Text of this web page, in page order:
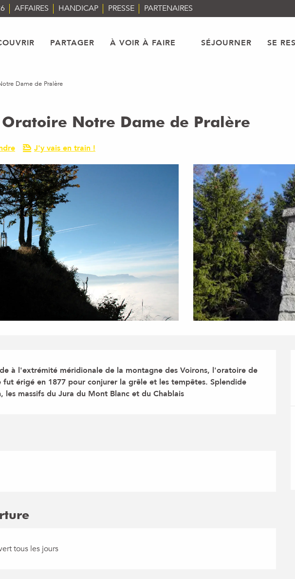
AFFAIRES HANDICAP PRESSE PARTENAIRES
PARTAGER À VOIR À FAIRE SÉJOURNER SE
Dame de Pralère
Notre Dame de Pralère
J'y vais en train !
à l'extrémité méridionale de la montagne des Voirons, l'oratoire de
fut érigé en 1877 pour conjurer la grêle et les tempêtes. Splendide
les massifs du Jura du Mont Blanc et du Chablais
tous les jours